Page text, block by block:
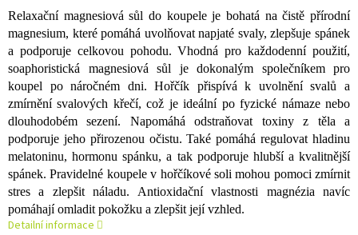
Relaxační magnesiová sůl do koupele je bohatá na čistě přírodní
magnesium, které pomáhá uvolňovat napjaté svaly, zlepšuje spánek
a podporuje celkovou pohodu. Vhodná pro každodenní použití,
soaphoristická magnesiová sůl je dokonalým společníkem pro
koupel po náročném dni. Hořčík přispívá k uvolnění svalů a
zmírnění svalových křečí, což je ideální po fyzické námaze nebo
dlouhodobém sezení. Napomáhá odstraňovat toxiny z těla a
podporuje jeho přirozenou očistu. Také pomáhá regulovat hladinu
melatoninu, hormonu spánku, a tak podporuje hlubší a kvalitnější
spánek. Pravidelné koupele v hořčíkové soli mohou pomoci zmírnit
stres a zlepšit náladu. Antioxidační vlastnosti magnézia navíc
pomáhají omladit pokožku a zlepšit její vzhled.
Detailní informace